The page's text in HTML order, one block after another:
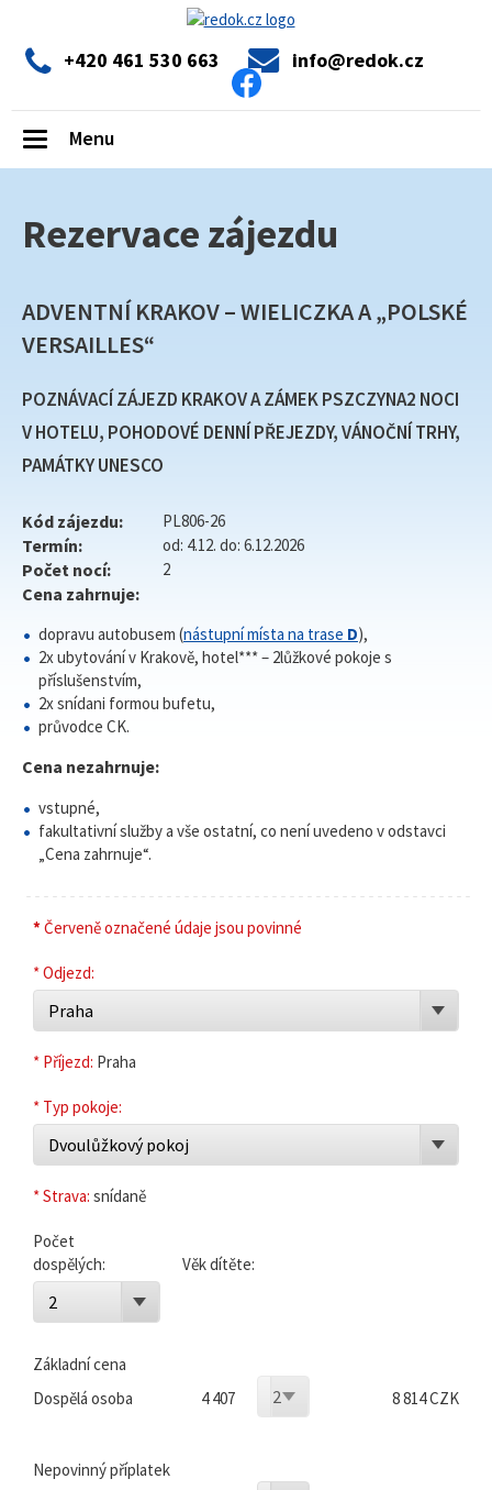
+420 461 530 663 info@redok.cz
Toggle
navigation
Menu
Rezervace zájezdu
ADVENTNÍ KRAKOV – WIELICZKA A „POLSKÉ
VERSAILLES“
POZNÁVACÍ ZÁJEZD KRAKOV A ZÁMEK PSZCZYNA2 NOCI
V HOTELU, POHODOVÉ DENNÍ PŘEJEZDY, VÁNOČNÍ TRHY,
PAMÁTKY UNESCO
Kód zájezdu: PL806-26
Termín: od: 4.12. do: 6.12.2026
Počet nocí: 2
Cena zahrnuje:
dopravu autobusem (nástupní místa na trase D),
2x ubytování v Krakově, hotel*** – 2lůžkové pokoje s
příslušenstvím,
2x snídani formou bufetu,
průvodce CK.
Cena nezahrnuje:
vstupné,
fakultativní služby a vše ostatní, co není uvedeno v odstavci
„Cena zahrnuje“.
*Červeně označené údaje jsou povinné
* Odjezd:
Praha
* Příjezd: Praha
* Typ pokoje:
Dvoulůžkový pokoj
* Strava: snídaně
Počet
dospělých:
2
Věk dítěte:
Základní cena
Dospělá osoba
4 407 2 8 814 CZK
Nepovinný příplatek